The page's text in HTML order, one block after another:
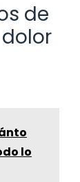
de
lo